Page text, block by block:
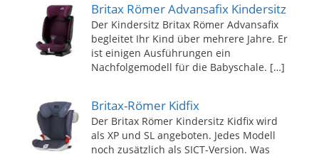
Britax Römer Advansafix Kindersitz
Der Kindersitz Britax Römer Advansafix
begleitet Ihr Kind über mehrere Jahre. Er
ist einigen Ausführungen ein
Nachfolgemodell für die Babyschale. […]
Britax-Römer Kidfix
Der Britax Römer Kindersitz Kidfix wird
als XP und SL angeboten. Jedes Modell
noch zusätzlich als SICT-Version. Was